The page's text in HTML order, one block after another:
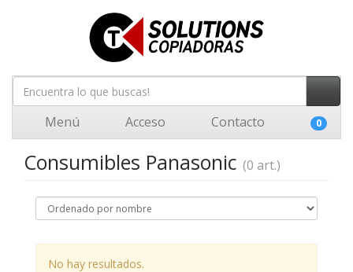
Menú Acceso Contacto 0
Consumibles Panasonic (0 art.)
No hay resultados.